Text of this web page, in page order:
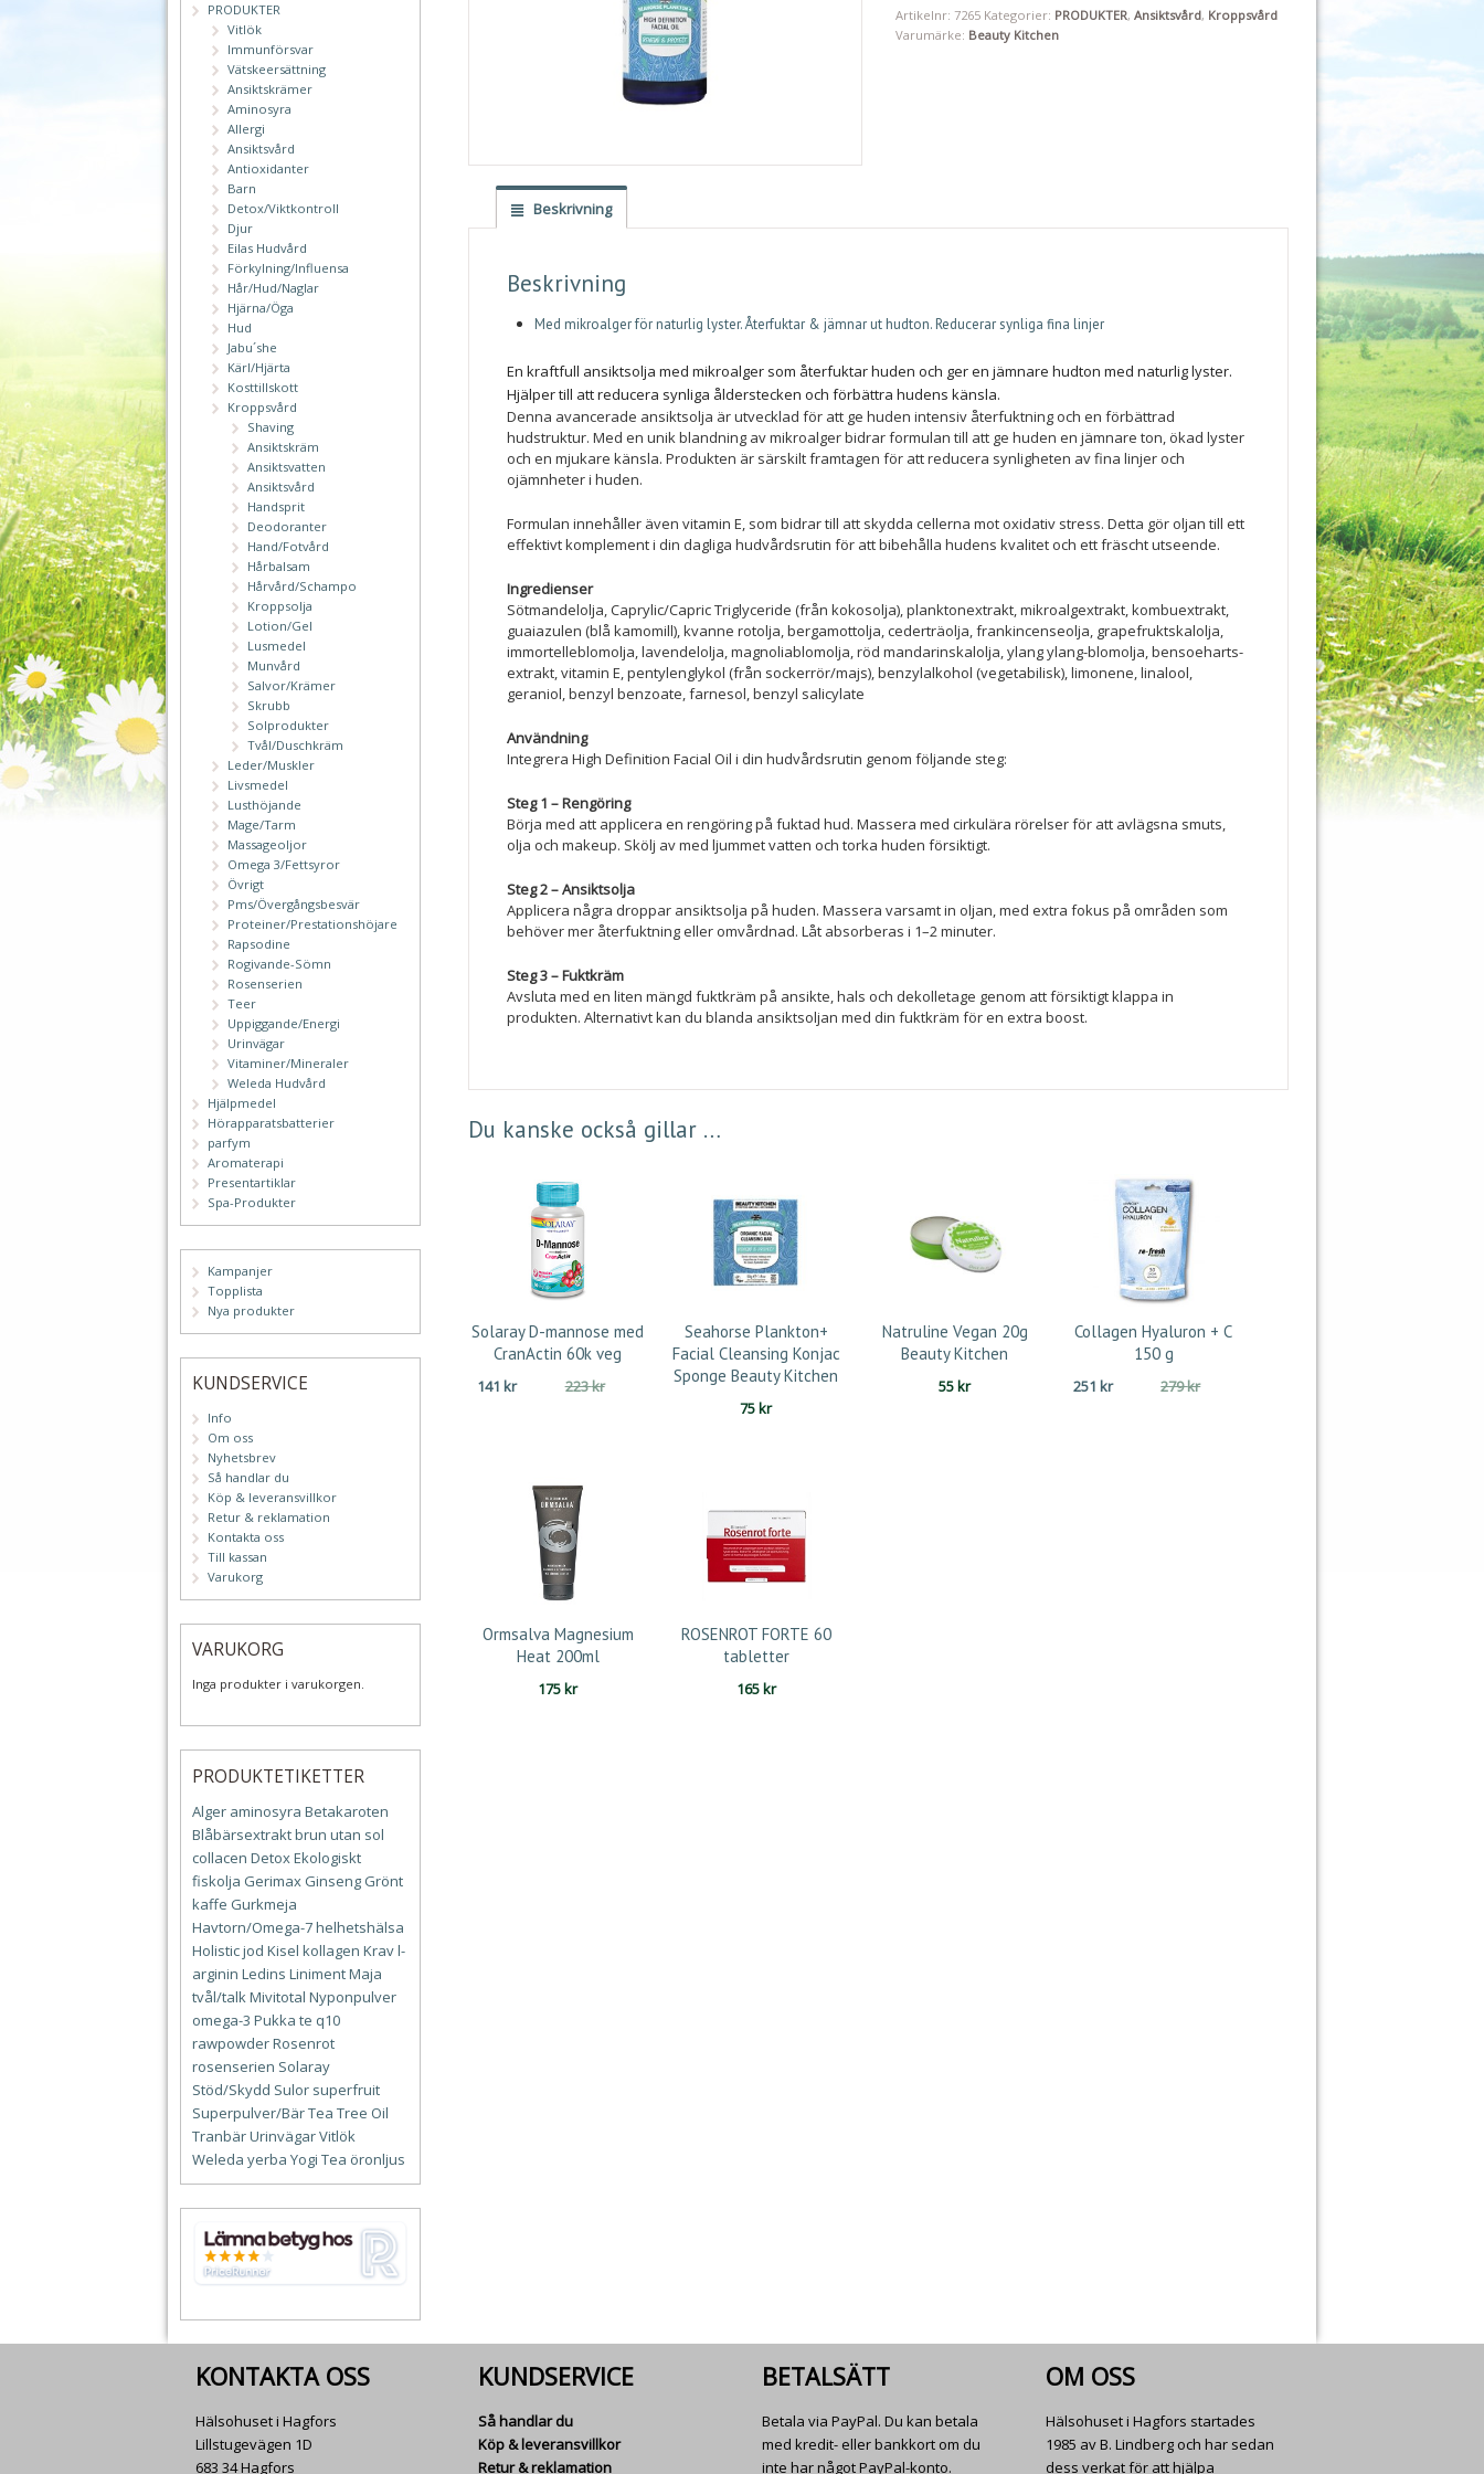
Artikelnr: 7265 Kategorier: PRODUKTER, Ansiktsvård, Kroppsvård
Varumärke: Beauty Kitchen
Beskrivning
Beskrivning
Med mikroalger för naturlig lyster. Återfuktar & jämnar ut hudton. Reducerar synliga fina linjer
En kraftfull ansiktsolja med mikroalger som återfuktar huden och ger en jämnare hudton med naturlig lyster.
Hjälper till att reducera synliga ålderstecken och förbättra hudens känsla.
Denna avancerade ansiktsolja är utvecklad för att ge huden intensiv återfuktning och en förbättrad
hudstruktur. Med en unik blandning av mikroalger bidrar formulan till att ge huden en jämnare ton, ökad lyster
och en mjukare känsla. Produkten är särskilt framtagen för att reducera synligheten av fina linjer och
ojämnheter i huden.
Formulan innehåller även vitamin E, som bidrar till att skydda cellerna mot oxidativ stress. Detta gör oljan till ett
effektivt komplement i din dagliga hudvårdsrutin för att bibehålla hudens kvalitet och ett fräscht utseende.
Ingredienser
Sötmandelolja, Caprylic/Capric Triglyceride (från kokosolja), planktonextrakt, mikroalgextrakt, kombuextrakt,
guaiazulen (blå kamomill), kvanne rotolja, bergamottolja, cederträolja, frankincenseolja, grapefruktskalolja,
immortelleblomolja, lavendelolja, magnoliablomolja, röd mandarinskalolja, ylang ylang-blomolja, bensoeharts-
extrakt, vitamin E, pentylenglykol (från sockerrör/majs), benzylalkohol (vegetabilisk), limonene, linalool,
geraniol, benzyl benzoate, farnesol, benzyl salicylate
Användning
Integrera High Definition Facial Oil i din hudvårdsrutin genom följande steg:
Steg 1 – Rengöring
Börja med att applicera en rengöring på fuktad hud. Massera med cirkulära rörelser för att avlägsna smuts,
olja och makeup. Skölj av med ljummet vatten och torka huden försiktigt.
Steg 2 – Ansiktsolja
Applicera några droppar ansiktsolja på huden. Massera varsamt in oljan, med extra fokus på områden som
behöver mer återfuktning eller omvårdnad. Låt absorberas i 1–2 minuter.
Steg 3 – Fuktkräm
Avsluta med en liten mängd fuktkräm på ansikte, hals och dekolletage genom att försiktigt klappa in
produkten. Alternativt kan du blanda ansiktsoljan med din fuktkräm för en extra boost.
Du kanske också gillar …
Solaray D-mannose med
CranActin 60k veg
223krDet
141kr
Det
Seahorse Plankton+
Facial Cleansing Konjac
Sponge Beauty Kitchen
75kr
Natruline Vegan 20g
Beauty Kitchen
55kr
Collagen Hyaluron + C
150 g
279krDet
251 kr
Det
Ormsalva Magnesium
Heat 200ml
175kr
ROSENROT FORTE 60
tabletter
165kr
PRODUKTER
Vitlök
Immunförsvar
Vätskeersättning
Ansiktskrämer
Aminosyra
Allergi
Ansiktsvård
Antioxidanter
Barn
Detox/Viktkontroll
Djur
Eilas Hudvård
Förkylning/Influensa
Hår/Hud/Naglar
Hjärna/Öga
Hud
Jabu´she
Kärl/Hjärta
Kosttillskott
Kroppsvård
Shaving
Ansiktskräm
Ansiktsvatten
Ansiktsvård
Handsprit
Deodoranter
Hand/Fotvård
Hårbalsam
Hårvård/Schampo
Kroppsolja
Lotion/Gel
Lusmedel
Munvård
Salvor/Krämer
Skrubb
Solprodukter
Tvål/Duschkräm
Leder/Muskler
Livsmedel
Lusthöjande
Mage/Tarm
Massageoljor
Omega 3/Fettsyror
Övrigt
Pms/Övergångsbesvär
Proteiner/Prestationshöjare
Rapsodine
Rogivande-Sömn
Rosenserien
Teer
Uppiggande/Energi
Urinvägar
Vitaminer/Mineraler
Weleda Hudvård
Hjälpmedel
Hörapparatsbatterier
parfym
Aromaterapi
Presentartiklar
Spa-Produkter
Kampanjer
Topplista
Nya produkter
KUNDSERVICE
Info
Om oss
Nyhetsbrev
Så handlar du
Köp & leveransvillkor
Retur & reklamation
Kontakta oss
Till kassan
Varukorg
VARUKORG
Inga produkter i varukorgen.
PRODUKTETIKETTER
Alger aminosyra Betakaroten
Blåbärsextraktbrun utan sol
collacen DetoxEkologiskt
fiskolja Gerimax Ginseng Grönt
kaffe Gurkmeja
Havtorn/Omega-7helhetshälsa
Holisticjod Kisel kollagen Kravl-
arginin Ledins LinimentMaja
tvål/talkMivitotal Nyponpulver
omega-3 Pukka te q10
rawpowderRosenrot
rosenserien Solaray
Stöd/Skydd Sulor superfruit
Superpulver/BärTea Tree Oil
TranbärUrinvägarVitlök
Weleda yerba Yogi Tea öronljus
KONTAKTA OSS
Hälsohuset i Hagfors
Lillstugevägen 1D
683 34 Hagfors
KUNDSERVICE
Så handlar du
Köp & leveransvillkor
Retur & reklamation
BETALSÄTT
Betala via PayPal. Du kan betala
med kredit- eller bankkort om du
inte har något PayPal-konto.
OM OSS
Hälsohuset i Hagfors startades
1985 av B. Lindberg och har sedan
dess verkat för att hjälpa